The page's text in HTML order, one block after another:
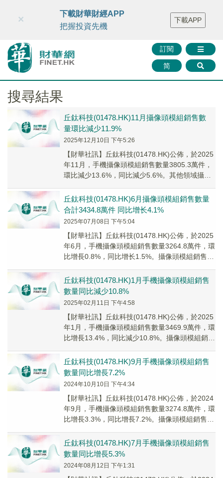
財華智庫網 FINTV FINMETA 財華證券 媒體矩陣
智庫沙龍
聯絡我們
訂閱
简
×
下載財華財經APP
把握投資先機
下載APP
搜尋結果
丘鈦科技(01478.HK)11月攝像頭模組銷售數
量環比減少11.9%
2025年12月10日 下午5:26
【財華社訊】丘鈦科技(01478.HK)公佈，於2025
年11月，手機攝像頭模組銷售數量3805.3萬件，
環比減少13.6%，同比減少5.6%。其他領域攝像
丘鈦科技(01478.HK)6月攝像頭模組銷售數量
合計3434.8萬件 同比增长4.1%
2025年07月08日 下午5:04
【財華社訊】丘鈦科技(01478.HK)公佈，於2025
年6月，手機攝像頭模組銷售數量3264.8萬件，環
比增長0.8%，同比增长1.5%。攝像頭模組銷售數
丘鈦科技(01478.HK)1月手機攝像頭模組銷售
數量同比減少10.8%
2025年02月11日 下午4:58
【財華社訊】丘鈦科技(01478.HK)公佈，於2025
年1月，手機攝像頭模組銷售數量3469.9萬件，環
比增長13.4%，同比減少10.8%。攝像頭模組銷售
丘鈦科技(01478.HK)9月手機攝像頭模組銷售
數量同比增長7.2%
2024年10月10日 下午4:34
【財華社訊】丘鈦科技(01478.HK)公佈，於2024
年9月，手機攝像頭模組銷售數量3274.8萬件，環
比增長3.3%，同比增長7.2%。攝像頭模組銷售數
丘鈦科技(01478.HK)7月手機攝像頭模組銷售
數量同比增長5.3%
2024年08月12日 下午1:31